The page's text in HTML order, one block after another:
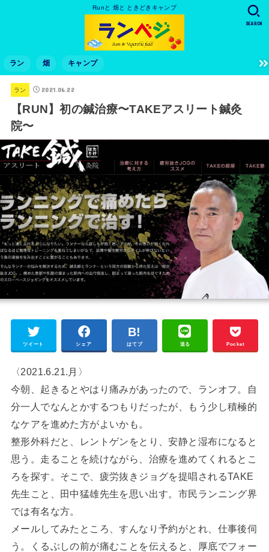
Runと 畑と ときどきキャンプ
ラン 畑 キャンプ
SEARCH
ラン 2021.06.22
【RUN】初の鍼治療〜TAKEアスリート鍼灸
院〜
ツイート シェア はてブ 送る Pocket
〈2021.6.21.月〉
今朝、起きるとやはり痛みがあったので、ランオフ。自
分一人でなんとかするつもりだったが、もう少し積極的
なケアを進めた方がよいかも。
整形外科だと、レントゲンをとり、安静と湿布になると
思う。走ることを続けながら、治療を進めてくれるとこ
ろを探す。そこで、疲労抜きジョグを提唱されるTAKE
先生こと、田中猛雄先生を思い出す。市民ランニング界
では有名な方。
メールしてみたところ、すんなり予約がとれ、仕事後伺
う。くるぶしの前が痛むことを伝えると、厚底でフォー